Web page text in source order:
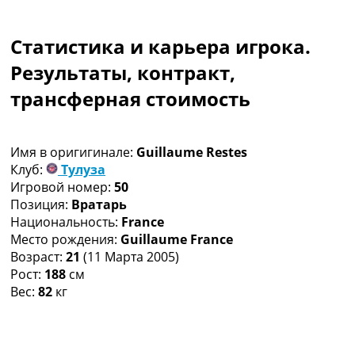
Чемпионат Мира
Украина. Премьер-Лига
Украина. Первая Лига
Лига Чемпионов
Другие Турниры >>>
Таблицы
Таблицы групп Чемпионата Мира
Украина. Премьер-Лига
Украина. Первая Лига
Лига Чемпионов. Таблицы групп
Англия. Премьер-Лига
Испания. Ла Лига
Статистика и карьера игрока.
Результаты, контракт,
трансферная стоимость
Имя в оригигинале: Guillaume Restes
Клуб:
Тулуза
Игровой номер: 50
Позиция: Вратарь
Национальность: France
Место рождения: Guillaume France
Возраст: 21 (11 Марта 2005)
Рост: 188 см
Вес: 82 кг